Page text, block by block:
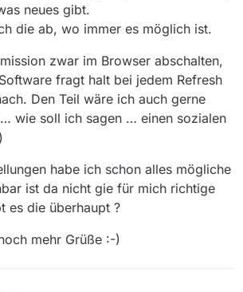
neues gibt.
die ab, wo immer es möglich ist.
zwar im Browser abschalten,
fragt halt bei jedem Refresh
Den Teil wäre ich auch gerne
wie soll ich sagen … einen sozialen
habe ich schon alles mögliche
ist da nicht gie für mich richtige
es die überhaupt ?
mehr Grüße :-)